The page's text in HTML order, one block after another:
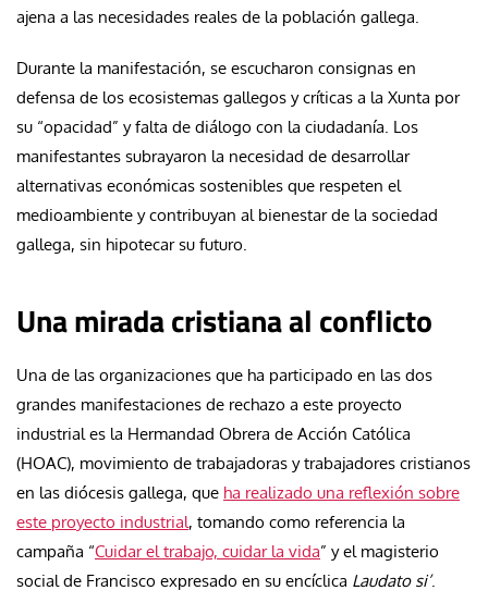
ajena a las necesidades reales de la población gallega.
Durante la manifestación, se escucharon consignas en
defensa de los ecosistemas gallegos y críticas a la Xunta por
su “opacidad” y falta de diálogo con la ciudadanía. Los
manifestantes subrayaron la necesidad de desarrollar
alternativas económicas sostenibles que respeten el
medioambiente y contribuyan al bienestar de la sociedad
gallega, sin hipotecar su futuro.
Una mirada cristiana al conflicto
Una de las organizaciones que ha participado en las dos
grandes manifestaciones de rechazo a este proyecto
industrial es la Hermandad Obrera de Acción Católica
(HOAC), movimiento de trabajadoras y trabajadores cristianos
en las diócesis gallega, que ha realizado una reflexión sobre
este proyecto industrial, tomando como referencia la
campaña “Cuidar el trabajo, cuidar la vida” y el magisterio
social de Francisco expresado en su encíclica Laudato si’.